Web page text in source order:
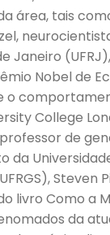
área, tais
Janeiro
Nobel de
o
College
de
Steven
livro Como a
da